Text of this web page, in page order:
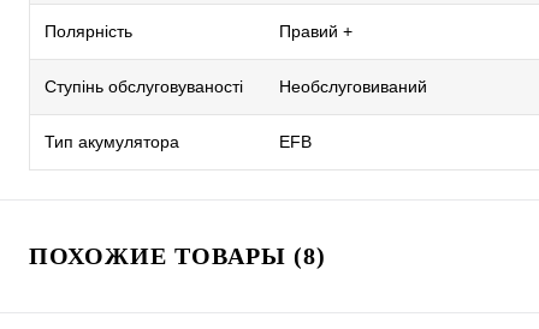
Полярність Правий +
Ступінь обслуговуваності Необслуговиваний
Тип акумулятора EFB
ПОХОЖИЕ ТОВАРЫ (8)